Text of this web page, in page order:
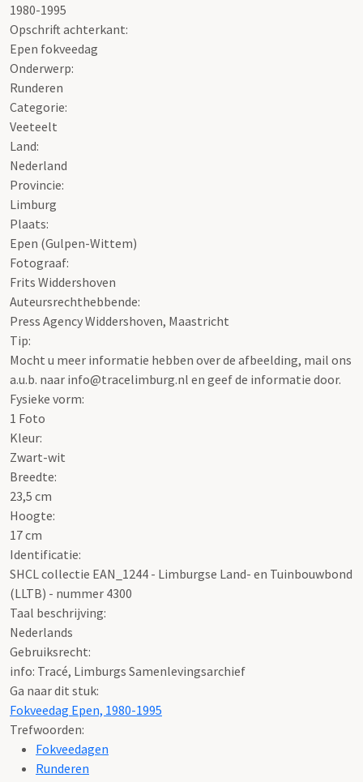
1980-1995
Opschrift achterkant:
Epen fokveedag
Onderwerp:
Runderen
Categorie:
Veeteelt
Land:
Nederland
Provincie:
Limburg
Plaats:
Epen (Gulpen-Wittem)
Fotograaf:
Frits Widdershoven
Auteursrechthebbende:
Press Agency Widdershoven, Maastricht
Tip:
Mocht u meer informatie hebben over de afbeelding, mail ons
a.u.b. naar info@tracelimburg.nl en geef de informatie door.
Fysieke vorm:
1 Foto
Kleur:
Zwart-wit
Breedte:
23,5 cm
Hoogte:
17 cm
Identificatie:
SHCL collectie EAN_1244 - Limburgse Land- en Tuinbouwbond
(LLTB) - nummer 4300
Taal beschrijving:
Nederlands
Gebruiksrecht:
info: Tracé, Limburgs Samenlevingsarchief
Ga naar dit stuk:
Fokveedag Epen, 1980-1995
Trefwoorden:
Fokveedagen
Runderen